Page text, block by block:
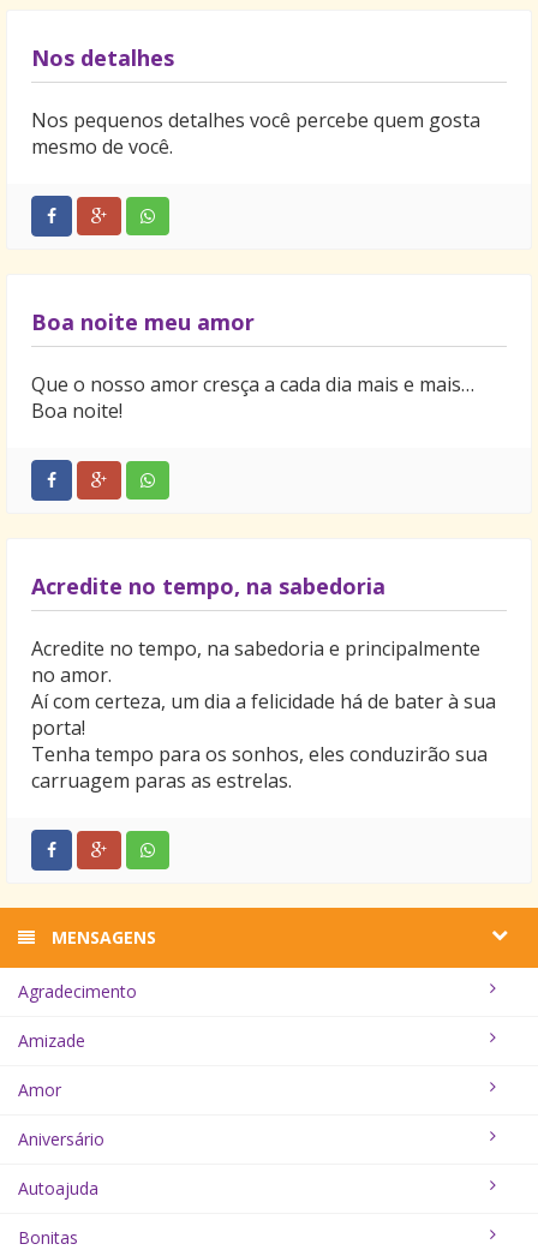
Nos detalhes
Nos pequenos detalhes você percebe quem gosta
mesmo de você.
Boa noite meu amor
Que o nosso amor cresça a cada dia mais e mais…
Boa noite!
Acredite no tempo, na sabedoria
Acredite no tempo, na sabedoria e principalmente
no amor.
Aí com certeza, um dia a felicidade há de bater à sua
porta!
Tenha tempo para os sonhos, eles conduzirão sua
carruagem paras as estrelas.
MENSAGENS
Agradecimento
Amizade
Amor
Aniversário
Autoajuda
Bonitas